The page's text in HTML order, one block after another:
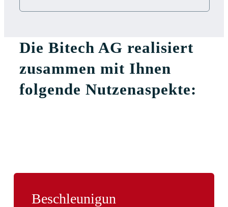
Die Bitech AG realisiert
zusammen mit Ihnen
folgende Nutzenaspekte:
Beschleunigun